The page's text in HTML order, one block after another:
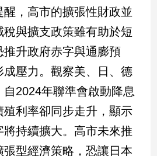
，高市的擴張性財政並
與擴支政策雖有助於短
升政府赤字與通膨預
壓力。觀察美、日、德
2024年聯準會啟動降息
殖利率卻同步走升，顯示
持續擴大。高市未來推
型經濟策略，恐讓日本